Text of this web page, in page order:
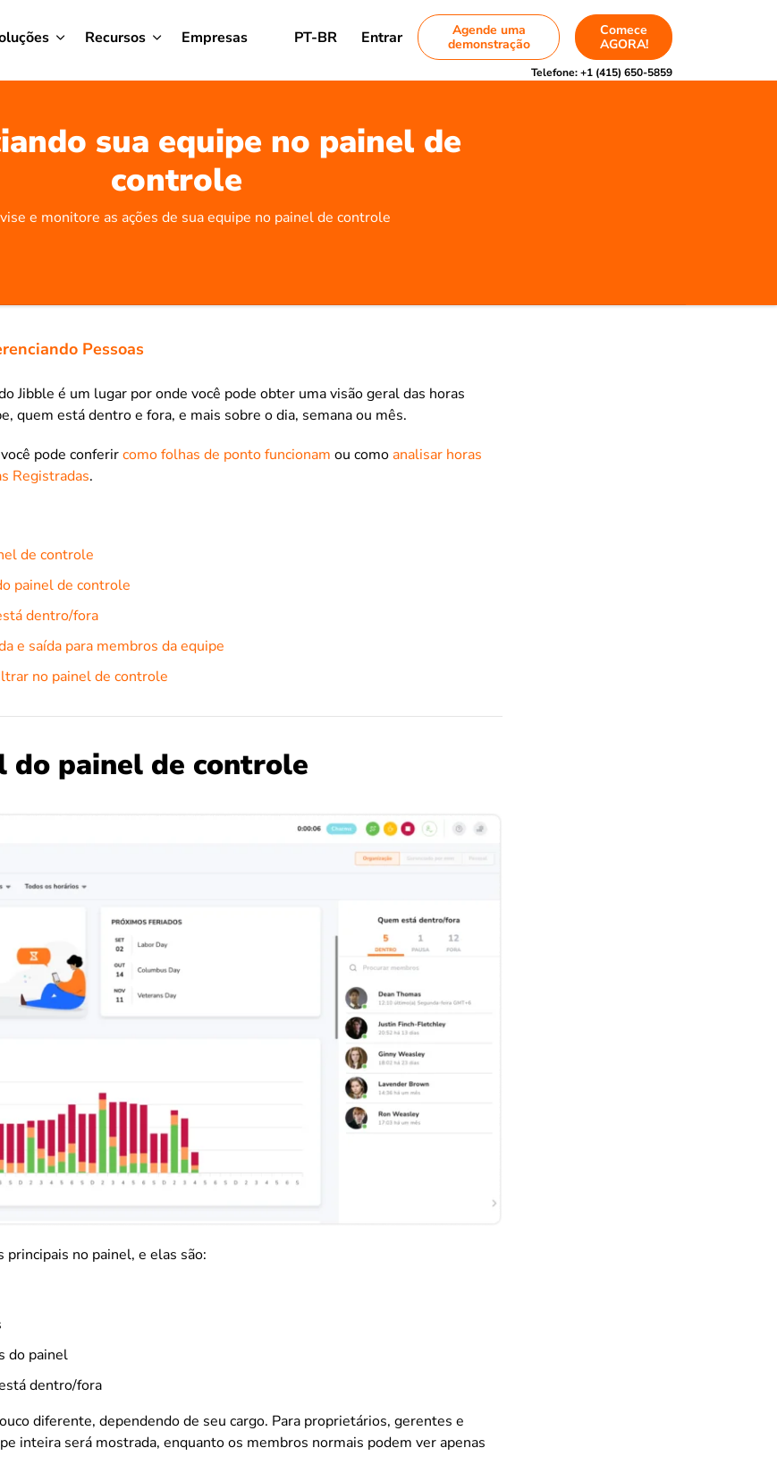
Recursos Empresas PT-BR Entrar
Agende uma
demonstração
Comece
AGORA!
Telefone:+1 (415) 650-5859
sua equipe no painel de
controle
e monitore as ações de sua equipe no painel de controle
Pessoas
Jibble é um lugar por onde você pode obter uma visão geral das horas
quem está dentro e fora, e mais sobre o dia, semana ou mês.
pode conferircomo folhas de ponto funcionam ou comoanalisar horas
Registradas.
de controle
painel de controle
dentro/fora
e saída para membros da equipe
no painel de controle
do painel de controle
no painel, e elas são:
do painel
dentro/fora
diferente, dependendo de seu cargo. Para proprietários, gerentes e
inteira será mostrada, enquanto os membros normais podem ver apenas